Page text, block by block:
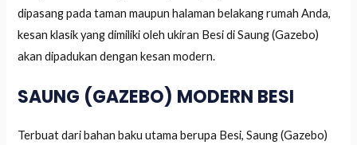
dipasang pada taman maupun halaman belakang rumah Anda,
kesan klasik yang dimiliki oleh ukiran Besi di Saung (Gazebo)
akan dipadukan dengan kesan modern.
SAUNG (GAZEBO) MODERN BESI
Terbuat dari bahan baku utama berupa Besi, Saung (Gazebo)